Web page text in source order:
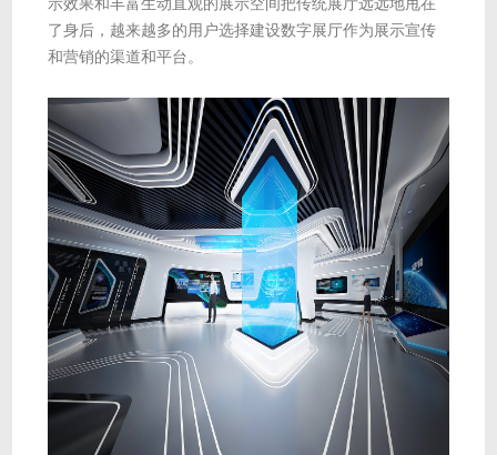
示效果和丰富生动直观的展示空间把传统展厅远远地甩在
了身后，越来越多的用户选择建设数字展厅作为展示宣传
和营销的渠道和平台。